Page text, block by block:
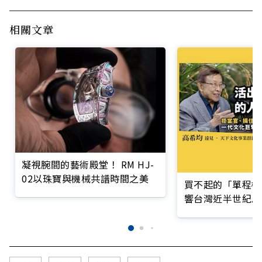
相關文章
凝視腕間的藝術殿堂！ RM HJ-
02以珠寶與機械共譜時間之美
買不起的「單程
響台灣近半世紀